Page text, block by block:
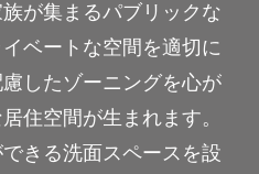
が集まるパブリックな
ベートな空間を適切に
したゾーニングを心が
住空間が生まれます。
きる洗面スペースを設